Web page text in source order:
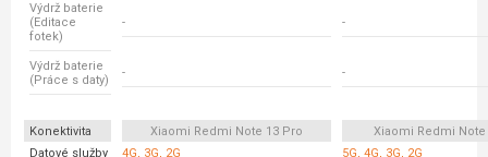
Výdrž baterie
(Editace
fotek)
- -
Výdrž baterie
(Práce s daty)
- -
Konektivita Xiaomi Redmi Note 13 Pro
Xiaomi Redmi Note
Datové služby
4G, 3G, 2G 5G, 4G, 3G, 2G